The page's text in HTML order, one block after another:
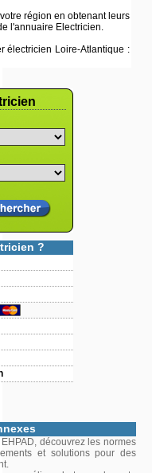
?
région en obtenant leurs
l'annuaire Electricien.
électricien Loire-Atlantique :
découvrez les normes
et solutions pour des